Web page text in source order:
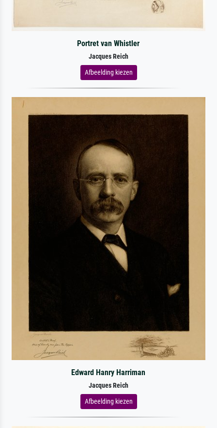
Portret van Whistler
Jacques Reich
Afbeelding kiezen
Edward Hanry Harriman
Jacques Reich
Afbeelding kiezen